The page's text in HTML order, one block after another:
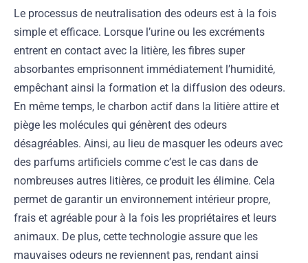
Le processus de neutralisation des odeurs est à la fois
simple et efficace. Lorsque l’urine ou les excréments
entrent en contact avec la litière, les fibres super
absorbantes emprisonnent immédiatement l’humidité,
empêchant ainsi la formation et la diffusion des odeurs.
En même temps, le charbon actif dans la litière attire et
piège les molécules qui génèrent des odeurs
désagréables. Ainsi, au lieu de masquer les odeurs avec
des parfums artificiels comme c’est le cas dans de
nombreuses autres litières, ce produit les élimine. Cela
permet de garantir un environnement intérieur propre,
frais et agréable pour à la fois les propriétaires et leurs
animaux. De plus, cette technologie assure que les
mauvaises odeurs ne reviennent pas, rendant ainsi